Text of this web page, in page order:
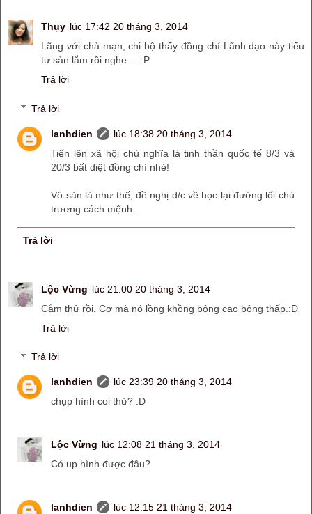
Thụy lúc 17:42 20 tháng 3, 2014
Lãng với chả mạn, chi bộ thấy đồng chí Lãnh dạo này tiểu
tư sản lắm rồi nghe ... :P
Trả lời
Trả lời
lanhdien
lúc 18:38 20 tháng 3, 2014
Tiến lên xã hội chủ nghĩa là tinh thần quốc tế 8/3 và
20/3 bất diệt đồng chí nhé!
Vô sản là như thế, đề nghị d/c về học lại đường lối chủ
trương cách mệnh.
Trả lời
Lộc Vừng lúc 21:00 20 tháng 3, 2014
Cắm thử rồi. Cơ mà nó lồng khồng bông cao bông thấp.:D
Trả lời
Trả lời
lanhdien
lúc 23:39 20 tháng 3, 2014
chụp hình coi thử? :D
Lộc Vừng lúc 12:08 21 tháng 3, 2014
Có up hình được đâu?
lanhdien
lúc 12:15 21 tháng 3, 2014